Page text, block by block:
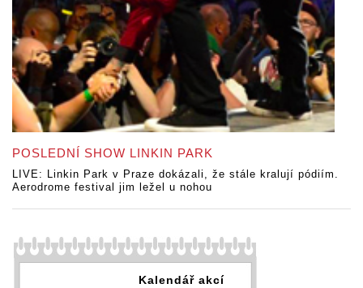
POSLEDNÍ SHOW LINKIN PARK
LIVE: Linkin Park v Praze dokázali, že stále kralují pódiím.
Aerodrome festival jim ležel u nohou
Kalendář akcí